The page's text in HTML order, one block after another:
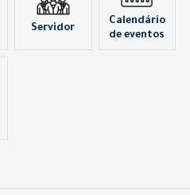
Servidor
Calendário
de eventos